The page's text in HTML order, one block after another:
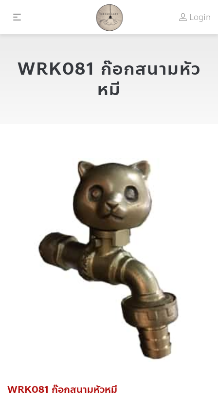
Login
WRK081 ก๊อกสนามหัว
หมี
WRK081 ก๊อกสนามหัวหมี